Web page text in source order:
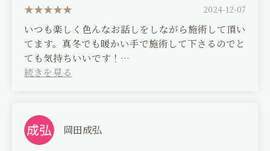
2024-12-07
いつも楽しく色んなお話しをしながら施術して頂い
てます。真冬でも暖かい手で施術して下さるのでと
ても気持ちいいです！
また職場の方にも肌が明るくなったね！と言われる
(Translated by Google)
I always have fun chatting about all sorts of
岡田成弘